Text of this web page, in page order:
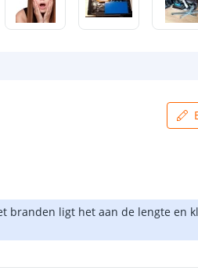
branden ligt het aan de lengte en